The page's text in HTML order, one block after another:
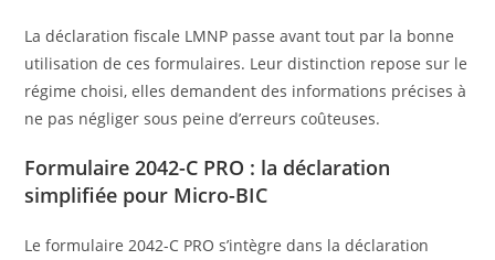
La déclaration fiscale LMNP passe avant tout par la bonne
utilisation de ces formulaires. Leur distinction repose sur le
régime choisi, elles demandent des informations précises à
ne pas négliger sous peine d’erreurs coûteuses.
Formulaire 2042-C PRO : la déclaration
simplifiée pour Micro-BIC
Le formulaire 2042-C PRO s’intègre dans la déclaration